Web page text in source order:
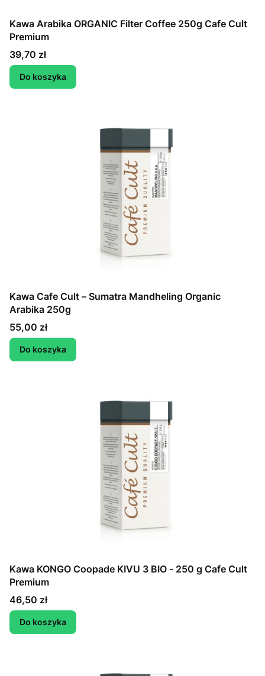
Kawa Arabika ORGANIC Filter Coffee 250g Cafe Cult
Premium
Cena
39,70 zł
Do koszyka
Kawa Cafe Cult – Sumatra Mandheling Organic
Arabika 250g
Cena
55,00 zł
Do koszyka
Kawa KONGO Coopade KIVU 3 BIO - 250 g Cafe Cult
Premium
Cena
46,50 zł
Do koszyka